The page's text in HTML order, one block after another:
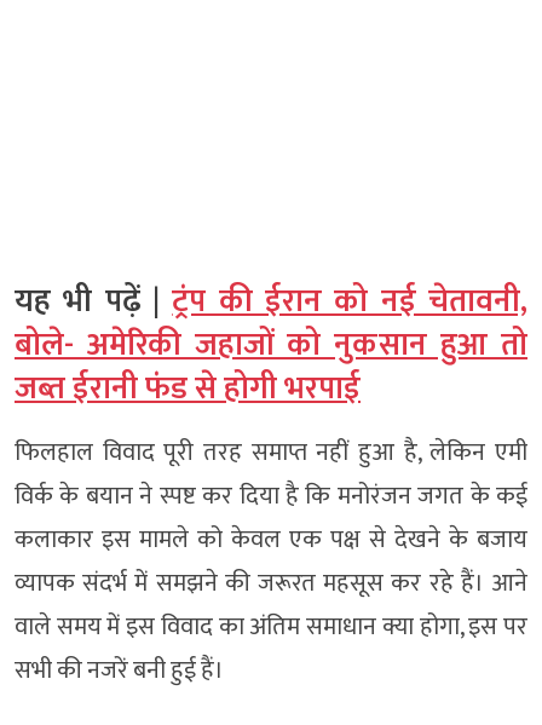
यह भी पढ़ें |ट्रंप की ईरान को नई चेतावनी,
बोले- अमेरिकी जहाजों को नुकसान हुआ तो
जब्त ईरानी फंड से होगी भरपाई
फिलहाल विवाद पूरी तरह समाप्त नहीं हुआ है, लेकिन एमी
विर्क के बयान ने स्पष्ट कर दिया है कि मनोरंजन जगत के कई
कलाकार इस मामले को केवल एक पक्ष से देखने के बजाय
व्यापक संदर्भ में समझने की जरूरत महसूस कर रहे हैं। आने
वाले समय में इस विवाद का अंतिम समाधान क्या होगा, इस पर
सभी की नजरें बनी हुई हैं।